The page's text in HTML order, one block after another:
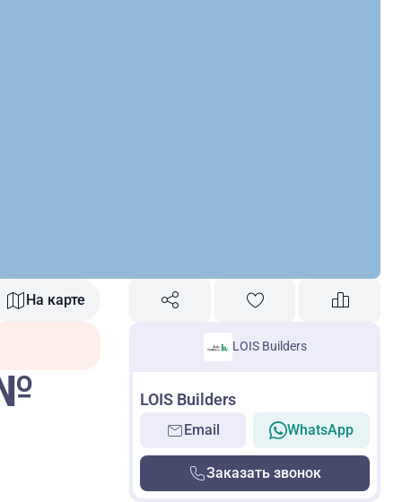
На карте
LOIS Builders
LOIS Builders
Email WhatsApp
Заказать звонок